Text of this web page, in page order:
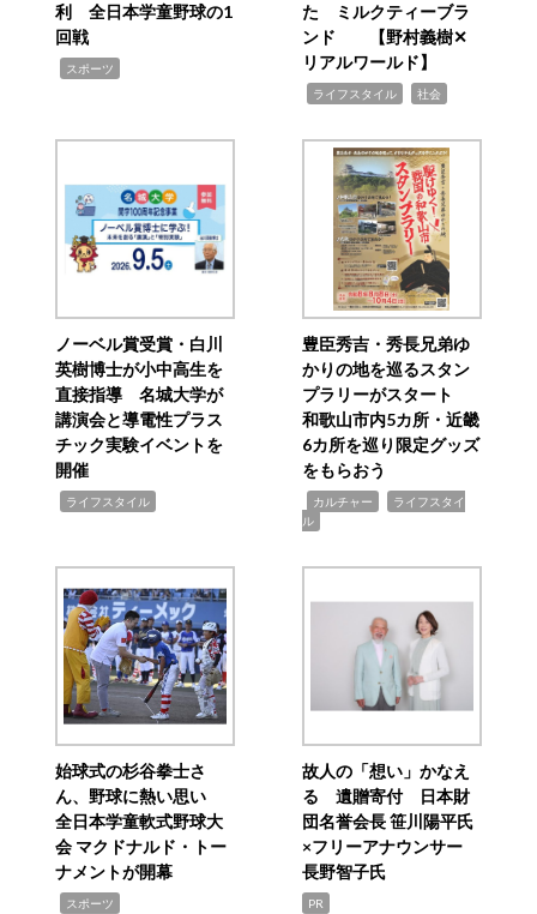
利 全日本学童野球の1
回戦
スポーツ
た ミルクティーブラ
ンド 【野村義樹✕
リアルワールド】
ライフスタイル 社会
ノーベル賞受賞・白川
英樹博士が小中高生を
直接指導 名城大学が
講演会と導電性プラス
チック実験イベントを
開催
ライフスタイル
豊臣秀吉・秀長兄弟ゆ
かりの地を巡るスタン
プラリーがスタート
和歌山市内5カ所・近畿
6カ所を巡り限定グッズ
をもらおう
カルチャー
ライフスタイ
ル
始球式の杉谷拳士さ
ん、野球に熱い思い
全日本学童軟式野球大
会 マクドナルド・トー
ナメントが開幕
スポーツ
故人の「想い」かなえ
る 遺贈寄付 日本財
団名誉会長 笹川陽平氏
×フリーアナウンサー
長野智子氏
PR